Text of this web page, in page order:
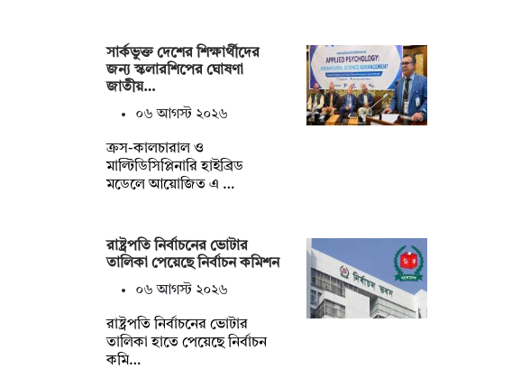
সার্কভুক্ত দেশের শিক্ষার্থীদের
জন্য স্কলারশিপের ঘোষণা
জাতীয়…
০৬ আগস্ট ২০২৬
ক্রস-কালচারাল ও
মাল্টিডিসিপ্লিনারি হাইব্রিড
মডেলে আয়োজিত এ …
রাষ্ট্রপতি নির্বাচনের ভোটার
তালিকা পেয়েছে নির্বাচন কমিশন
০৬ আগস্ট ২০২৬
রাষ্ট্রপতি নির্বাচনের ভোটার
তালিকা হাতে পেয়েছে নির্বাচন
কমি…